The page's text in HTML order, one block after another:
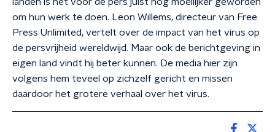
om hun werk te doen. Leon Willems, directeur van Free
Press Unlimited, vertelt over de impact van het virus op
de persvrijheid wereldwijd. Maar ook de berichtgeving in
eigen land vindt hij beter kunnen. De media hier zijn
volgens hem teveel op zichzelf gericht en missen
daardoor het grotere verhaal over het virus.